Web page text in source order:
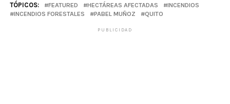
TÓPICOS: FEATURED HECTÁREAS AFECTADAS
INCENDIOS
INCENDIOS FORESTALES
PABEL MUÑOZ QUITO
PUBLICIDAD